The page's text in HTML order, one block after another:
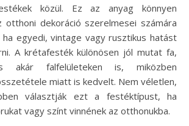
közül. Ez az anyag könnyen
otthoni dekoráció szerelmesei számára
ha egyedi, vintage vagy rusztikus hatást
A krétafesték különösen jól mutat fa,
falfelületeken is, miközben
miatt is kedvelt. Nem véletlen,
választják ezt a festéktípust, ha
vagy színt vinnének az otthonukba.